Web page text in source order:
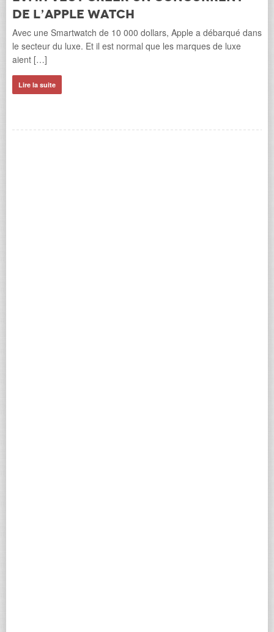
de l’Apple Watch
Avec une Smartwatch de 10 000 dollars, Apple a débarqué dans
le secteur du luxe. Et il est normal que les marques de luxe
aient […]
Lire la suite